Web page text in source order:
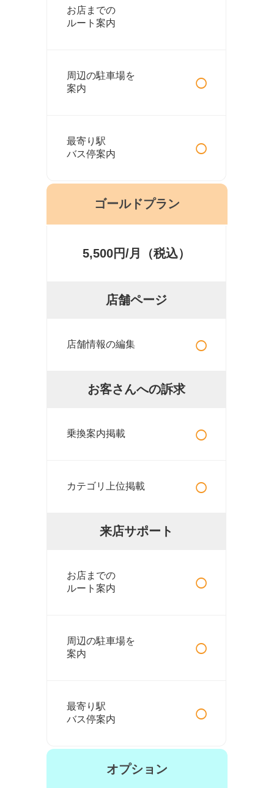
お店までの
ルート案内
周辺の駐車場を
案内
○
最寄り駅
バス停案内
○
ゴールドプラン
5,500円/月（税込）
店舗ページ
店舗情報の編集 ○
お客さんへの訴求
乗換案内掲載 ○
カテゴリ上位掲載 ○
来店サポート
お店までの
ルート案内
○
周辺の駐車場を
案内
○
最寄り駅
バス停案内
○
オプション